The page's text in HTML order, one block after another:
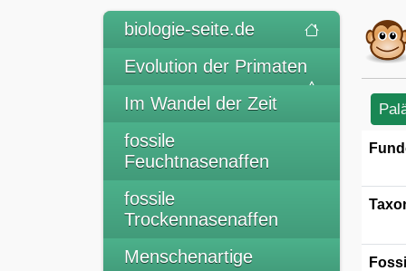
biologie-seite.de
Evolution der Primaten
Im Wandel der Zeit
fossile
Feuchtnasenaffen
fossile
Trockennasenaffen
Menschenartige